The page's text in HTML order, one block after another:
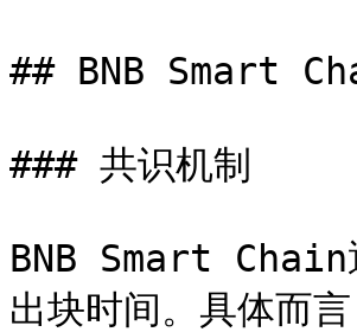
## BNB Smart
### 共识机制
BNB Smart Chain
出块时间。具体而